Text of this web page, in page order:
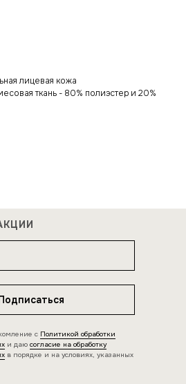
лицевая кожа
ткань - 80% полиэстер и 20%
с Политикой обработки
и даю согласие на обработку
в порядке и на условиях, указанных